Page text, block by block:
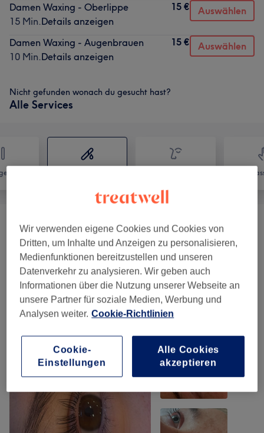
Damen Waxing - Oberlippe
15 Min.Details anzeigen
15 € Auswählen
Damen Waxing - Augenbrauen
10 Min.Details anzeigen
15 € Auswählen
Nicht gefunden wonach du gesucht hast?
Alle Services
Damen Waxing ( 6) ab 15 €
Herren Waxing (1)
Unsere Arbeit
Bild anklicken für weitere Details
Wir verwenden eigene Cookies und Cookies von
Dritten, um Inhalte und Anzeigen zu personalisieren,
Medienfunktionen bereitzustellen und unseren
Datenverkehr zu analysieren. Wir geben auch
Informationen über die Nutzung unserer Webseite an
unsere Partner für soziale Medien, Werbung und
Analysen weiter. Cookie-Richtlinien
Cookie-
Einstellungen
Alle Cookies
akzeptieren